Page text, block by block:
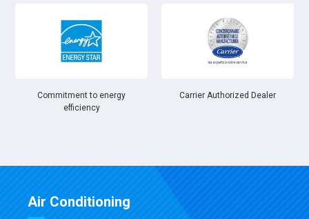
Commitment to energy
efficiency
Carrier Authorized Dealer
Air Conditioning